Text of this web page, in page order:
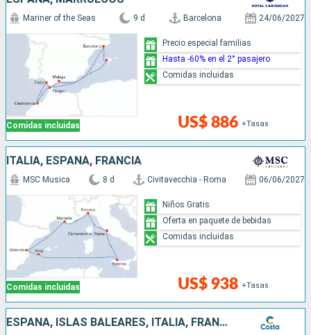
Comidas incluidas
Mariner of the Seas 9 d Barcelona 24/06/2027
US$ 886 +Tasas
Precio especial familias
Hasta -60% en el 2° pasajero
Comidas incluidas
ITALIA, ESPAÑA, FRANCIA
Comidas incluidas
MSC Musica 8 d Civitavecchia - Roma 06/06/2027
US$ 938 +Tasas
Niños Gratis
Oferta en paquete de bebidas
Comidas incluidas
ESPAÑA, ISLAS BALEARES, ITALIA, FRANCIA